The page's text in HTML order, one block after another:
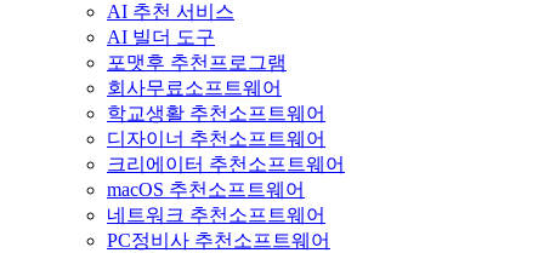
AI 추천 서비스
AI 빌더 도구
포맷후 추천프로그램
회사무료소프트웨어
학교생활 추천소프트웨어
디자이너 추천소프트웨어
크리에이터 추천소프트웨어
macOS 추천소프트웨어
네트워크 추천소프트웨어
PC정비사 추천소프트웨어